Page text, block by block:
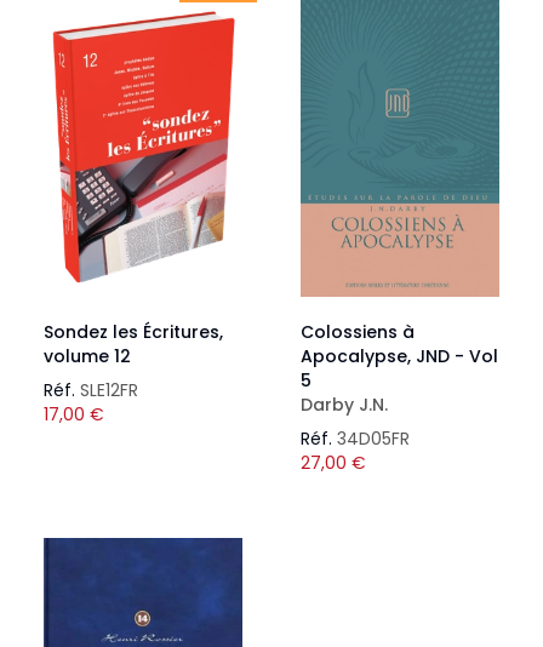
Sondez les Écritures,
volume 12
Réf. SLE12FR
17,00 €
Colossiens à
Apocalypse, JND - Vol
5
Darby J.N.
Réf. 34D05FR
27,00 €